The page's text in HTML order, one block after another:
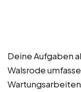
Deine Aufgaben
Walsrode